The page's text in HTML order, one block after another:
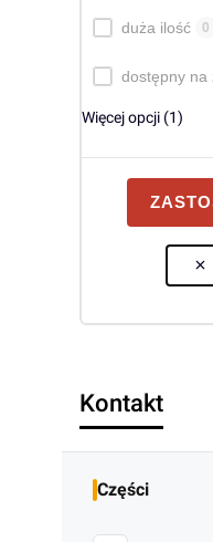
duża ilość 0
dostępny na
Więcej opcji (1)
Kontakt
Części